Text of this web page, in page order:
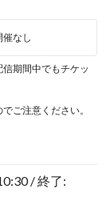
催なし
期間中でもチケッ
ご注意ください。
/ 終了: